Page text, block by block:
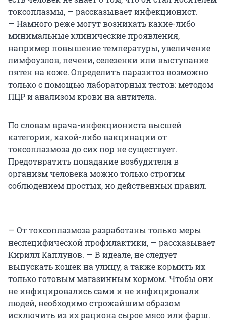
токсоплазмы, — рассказывает инфекционист.
— Намного реже могут возникать какие-либо
минимальные клинические проявления,
например повышение температуры, увеличение
лимфоузлов, печени, селезенки или выступание
пятен на коже. Определить паразитоз возможно
только с помощью лабораторных тестов: методом
ПЦР и анализом крови на антитела.
По словам врача-инфекциониста высшей
категории, какой-либо вакцинации от
токсоплазмоза до сих пор не существует.
Предотвратить попадание возбудителя в
организм человека можно только строгим
соблюдением простых, но действенных правил.
— От токсоплазмоза разработаны только меры
неспецифической профилактики, — рассказывает
Кирилл Каплунов. — В идеале, не следует
выпускать кошек на улицу, а также кормить их
только готовым магазинным кормом. Чтобы они
не инфицировались сами и не инфицировали
людей, необходимо строжайшим образом
исключить из их рациона сырое мясо или фарш.